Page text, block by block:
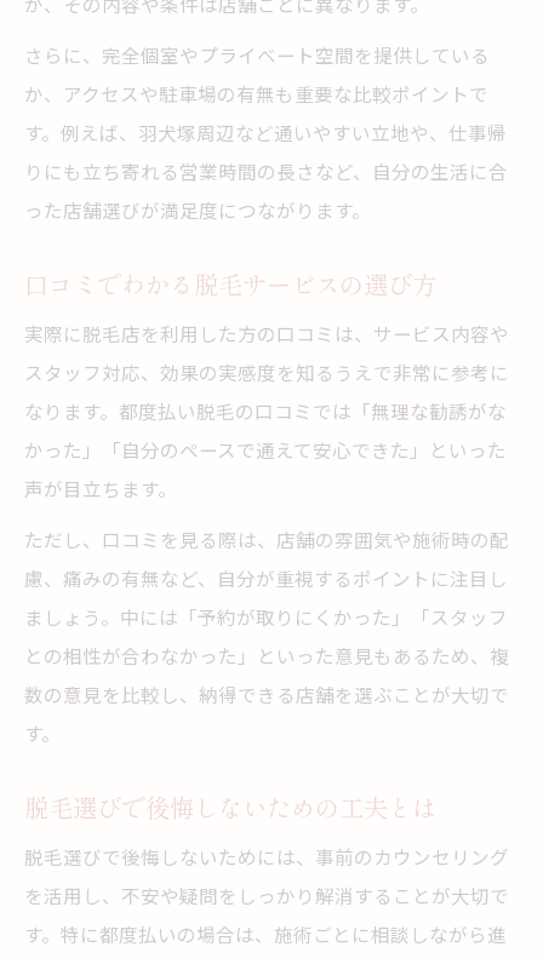
さらに、完全個室やプライベート空間を提供している
か、アクセスや駐車場の有無も重要な比較ポイントで
す。例えば、羽犬塚周辺など通いやすい立地や、仕事帰
りにも立ち寄れる営業時間の長さなど、自分の生活に合
った店舗選びが満足度につながります。
口コミでわかる脱毛サービスの選び方
実際に脱毛店を利用した方の口コミは、サービス内容や
スタッフ対応、効果の実感度を知るうえで非常に参考に
なります。都度払い脱毛の口コミでは「無理な勧誘がな
かった」「自分のペースで通えて安心できた」といった
声が目立ちます。
ただし、口コミを見る際は、店舗の雰囲気や施術時の配
慮、痛みの有無など、自分が重視するポイントに注目し
ましょう。中には「予約が取りにくかった」「スタッフ
との相性が合わなかった」といった意見もあるため、複
数の意見を比較し、納得できる店舗を選ぶことが大切で
す。
脱毛選びで後悔しないための工夫とは
脱毛選びで後悔しないためには、事前のカウンセリング
を活用し、不安や疑問をしっかり解消することが大切で
す。特に都度払いの場合は、施術ごとに相談しながら進